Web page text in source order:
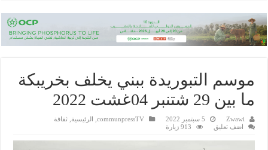
موسم التبوريدة ببني يخلف بخريبكة
ما بين 29 شتنبر 04غشت 2022
Zwawi 5 سبتمبر 2022 communpressTV الرئيسية ,ثقافة
اضف تعليق
913 زيارة